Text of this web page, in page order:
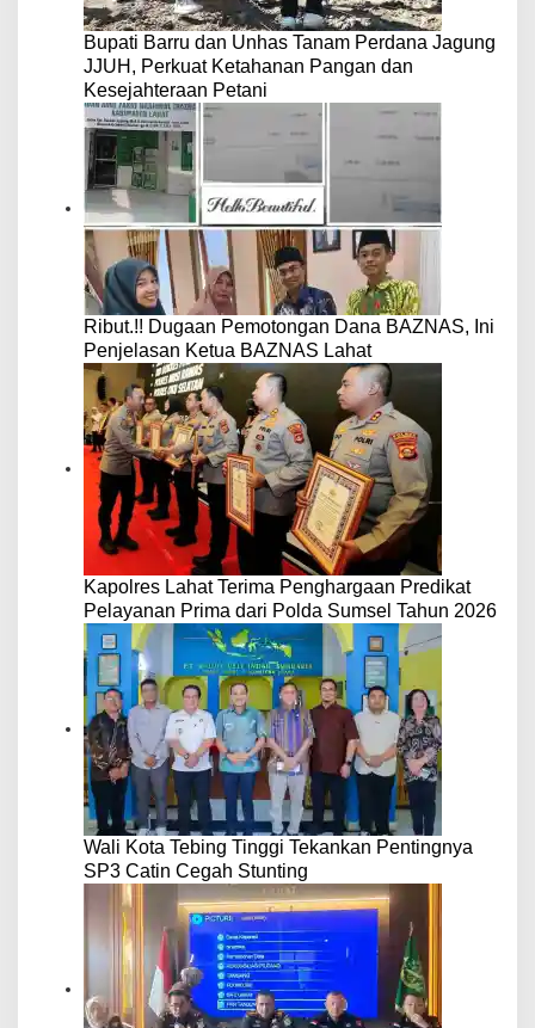
Bupati Barru dan Unhas Tanam Perdana Jagung
JJUH, Perkuat Ketahanan Pangan dan
Kesejahteraan Petani
Ribut.!! Dugaan Pemotongan Dana BAZNAS, Ini
Penjelasan Ketua BAZNAS Lahat
Kapolres Lahat Terima Penghargaan Predikat
Pelayanan Prima dari Polda Sumsel Tahun 2026
Wali Kota Tebing Tinggi Tekankan Pentingnya
SP3 Catin Cegah Stunting